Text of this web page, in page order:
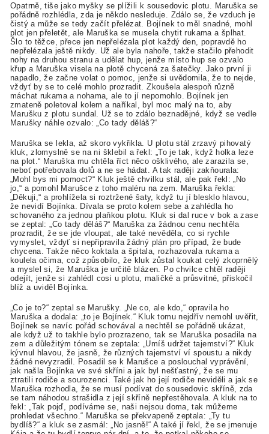
Opatrně, tiše jako myšky se plížili k sousedovic plotu. Maruška se
pořádně rozhlédla, zda je někdo nesleduje. Zdálo se, že vzduch je
čistý a může se tedy začít přelézat. Bojínek to měl snadné, mohl
plot jen přeletět, ale Maruška se musela chytit rukama a šplhat.
Šlo to těžce, přece jen nepřelézala plot každý den, popravdě ho
nepřelézala ještě nikdy. Už ale byla nahoře, takže stačilo přehodit
nohy na druhou stranu a udělat hup, jenže místo hup se ozvalo
křup a Maruška visela na plotě chycená za šatečky. Jako první ji
napadlo, že začne volat o pomoc, jenže si uvědomila, že to nejde,
vždyť by se to celé mohlo prozradit. Zkoušela alespoň různě
máchat rukama a nohama, ale to jí nepomohlo. Bojínek jen
zmateně poletoval kolem a naříkal, byl moc malý na to, aby
Marušku z plotu sundal. Už se to zdálo beznadějné, když se vedle
Marušky náhle ozvalo: „Co tady děláš?“
Maruška se lekla, až skoro vykřikla. U plotu stál zrzavý pihovatý
kluk, zlomyslně se na ni šklebil a řekl: „To je tak, když holka leze
na plot.“ Maruška mu chtěla říct něco ošklivého, ale zarazila se,
neboť potřebovala dolů a ne se hádat. A tak raději zakňourala:
„Mohl bys mi pomoct?“ Kluk ještě chvilku stál, ale pak řekl: „No
jo,“ a pomohl Marušce z toho maléru na zem. Maruška řekla:
„Děkuji,“ a prohlížela si roztržené šaty, když tu jí blesklo hlavou,
že nevidí Bojínka. Dívala se proto kolem sebe a zahlédla ho
schovaného za jednou plaňkou plotu. Kluk si dal ruce v bok a zase
se zeptal: „Co tady děláš?“ Maruška za žádnou cenu nechtěla
prozradit, že se jde vloupat, ale také nevěděla, co si rychle
vymyslet, vždyť si nepřipravila žádný plán pro případ, že bude
chycena. Takže něco koktala a špitala, rozhazovala rukama a
koulela očima, což způsobilo, že kluk zůstal koukat celý zkoprnělý
a myslel si, že Maruška je určitě blázen. Po chvilce chtěl raději
odejít, jenže si zahlédl cosi u plotu, maličké a průsvitné, přiskočil
blíž a uviděl Bojínka.
„Co je to?“ zeptal se Marušky. „Ne co, ale kdo,“ opravila ho
Maruška a dodala: „to je Bojínek.“ Kluk tomu nejdřív nemohl uvěřit,
Bojínek se navíc pořád schovával a nechtěl se pořádně ukázat,
ale když už to takhle bylo prozrazeno, tak se Maruška posadila na
zem a důležitým tónem se zeptala: „Umíš udržet tajemství?“ Kluk
kývnul hlavou, že jasně, že různých tajemství ví spoustu a nikdy
žádné nevyzradil. Posadil se k Marušce a poslouchal vyprávění,
jak našla Bojínka ve své skříni a jak byl nešťastný, že se mu
ztratili rodiče a sourozenci. Také jak ho její rodiče neviděli a jak se
Maruška rozhodla, že se musí podívat do sousedovic skříně, zda
se tam náhodou strašidla z její skříně nepřestěhovala. A kluk na to
řekl: „Tak pojď, podíváme se, naši nejsou doma, tak můžeme
prohledat všechno.“ Maruška se překvapeně zeptala: „Ty tu
bydlíš?“ a kluk se zasmál: „No jasně!“ A také jí řekl, že se jmenuje